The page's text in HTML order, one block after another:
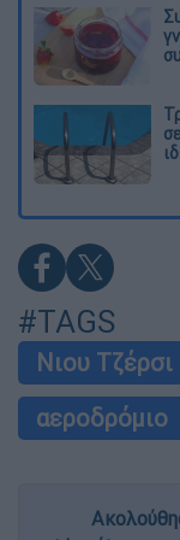
#TAGS
Νιου Τζέρσι
αεροδρόμιο